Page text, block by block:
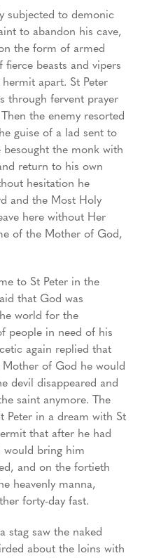
subjected to demonic
to abandon his cave,
the form of armed
beasts and vipers
apart. St Peter
through fervent prayer
the enemy resorted
guise of a lad sent to
the monk with
return to his own
hesitation he
and the Most Holy
here without Her
of the Mother of God,
to St Peter in the
that God was
world for the
people in need of his
again replied that
of God he would
devil disappeared and
saint anymore. The
Peter in a dream with St
that after he had
would bring him
and on the fortieth
heavenly manna,
forty-day fast.
stag saw the naked
about the loins with